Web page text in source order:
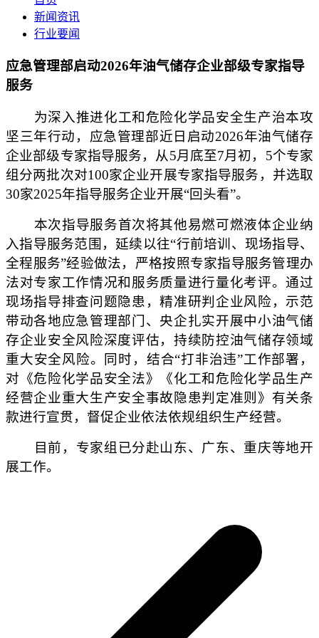
新闻资讯
行业要闻
应急管理部启动2026年油气储存企业部级专家指导
服务
为深入推进化工和危险化学品安全生产治本攻
坚三年行动，应急管理部近日启动2026年油气储存
企业部级专家指导服务，从5月底至7月初，5个专家
组分两批次对100家企业开展专家指导服务，并选取
30家2025年指导服务企业开展“回头看”。
本次指导服务首次将其他易燃可燃液体企业纳
入指导服务范围，延续以往“行前培训、现场指导、
全程服务”经验做法，严格按照专家指导服务管理办
法对专家工作情况和服务质量进行量化考评。通过
现场指导排查问题隐患，精准研判企业风险，示范
带动各地应急管理部门、央企扎实开展中小油气储
存企业安全风险深度评估，持续防控油气储存领域
重大安全风险。同时，结合“打非治违”工作部署，
对《危险化学品安全法》《化工和危险化学品生产
经营企业重大生产安全事故隐患判定准则》有关条
款进行宣贯，督促企业依法依规组织生产经营。
目前，专家组已分赴山东、广东、重庆等地开
展工作。